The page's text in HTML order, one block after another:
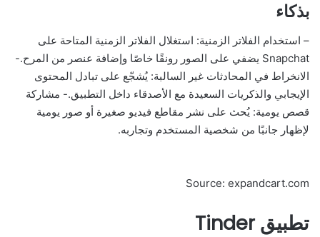
بذكاء
– استخدام الفلاتر الزمنية: استغلال الفلاتر الزمنية المتاحة على
Snapchat يضفي على الصور رونقًا خاصًا وإضافة عنصر من المرح.-
الانخراط في المحادثات غير السالبة: يُشجّع على تبادل المحتوى
الإيجابي والذكريات السعيدة مع الأصدقاء داخل التطبيق.- مشاركة
قصص يومية: يُحث على نشر مقاطع فيديو صغيرة أو صور يومية
لإظهار جانبًا من شخصية المستخدم وتجاربه.
Source: expandcart.com
تطبيق Tinder